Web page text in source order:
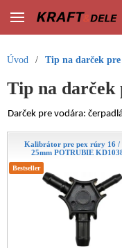
Úvod / Tip na darček
Tip na darček
Darček pre vodára:
Kalibrátor pre pex rúry 16 /
25mm POTRUBIE
Bestseller